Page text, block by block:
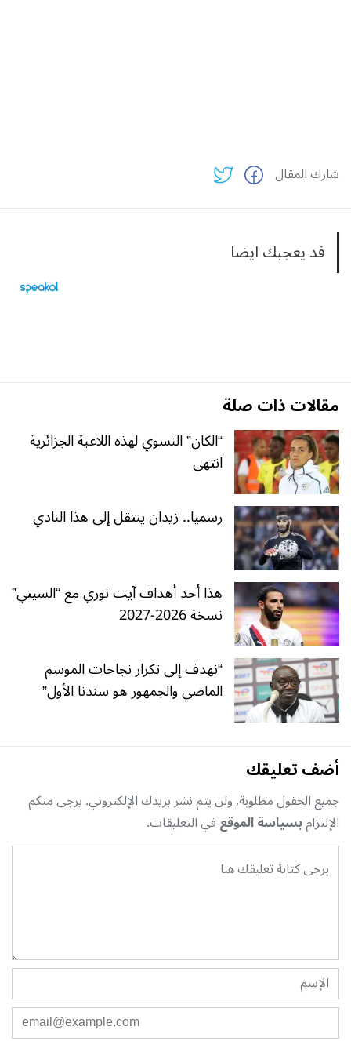
شارك المقال
قد يعجبك ايضا
مقالات ذات صلة
“الكان” النسوي لهذه اللاعبة الجزائرية
انتهى
رسميا.. زيدان ينتقل إلى هذا النادي
هذا أحد أهداف آيت نوري مع “السيتي”
نسخة 2026-2027
“نهدف إلى تكرار نجاحات الموسم
الماضي والجمهور هو سندنا الأول”
أضف تعليقك
جميع الحقول مطلوبة, ولن يتم نشر بريدك الإلكتروني. يرجى منكم
الإلتزامبسياسة الموقعفي التعليقات.